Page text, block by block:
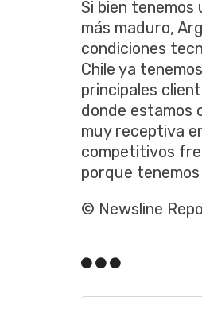
Si bien
más maduro,
condiciones
Chile ya
principales
donde estamos
muy receptiva
competitivos
porque
© Newsline